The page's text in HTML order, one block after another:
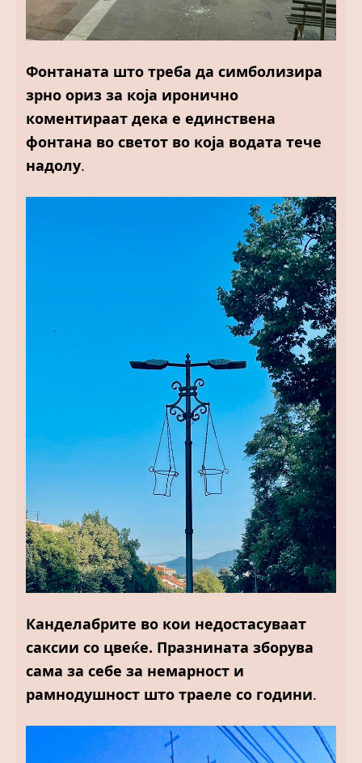
Фонтаната што треба да симболизира
зрно ориз за кoја иронично
коментираат дека е единствена
фонтана во светот во која водата тече
надолу.
Канделабрите во кои недостасуваат
саксии со цвеќе. Празнината зборува
сама за себе за немарност и
рамнодушност што траеле со години.